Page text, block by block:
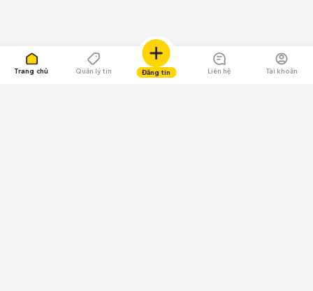
Trang chủ Quản lý tin Đăng tin Liên hệ Tài khoản